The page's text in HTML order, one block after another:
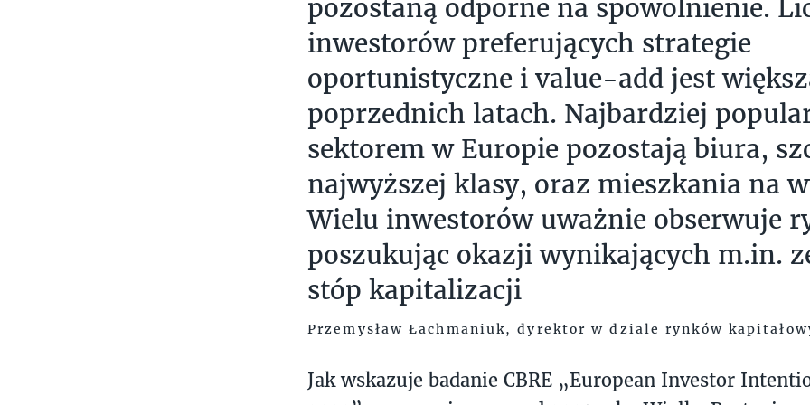
pozostaną odporne na spowolnienie.
inwestorów preferujących strategie
oportunistyczne i value-add jest
poprzednich latach. Najbardziej
sektorem w Europie pozostają biura,
najwyższej klasy, oraz mieszkania na
Wielu inwestorów uważnie obserwuje
poszukując okazji wynikających m.in.
stóp kapitalizacji
Przemysław Łachmaniuk, dyrektor w dziale rynków
Jak wskazuje badanie CBRE „European Investor